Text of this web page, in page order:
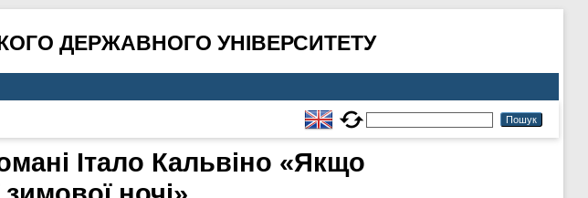
ДЕРЖАВНОГО УНІВЕРСИТЕТУ
Італо Кальвіно «Якщо